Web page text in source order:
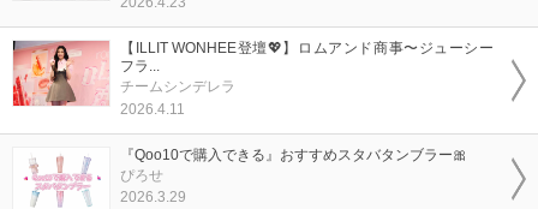
【ILLIT WONHEE登壇💖】ロムアンド商事〜ジューシー
フラ...
チームシンデレラ
2026.4.11
『Qoo10で購入できる』おすすめスタバタンブラー🎀
ぴろせ
2026.3.29